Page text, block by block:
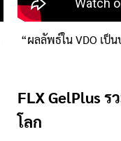
“ผลลัพธ์ใน VDO เ
FLX GelPlus
โลก